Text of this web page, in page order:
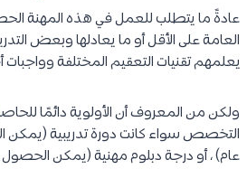
عادةً ما يتطلب للعمل في هذه المهنة
العامة على الأقل أو ما يعادلها وبعض
يعلمهم تقنيات التعقيم المختلفة وواجبات
ولكن من المعروف أن الأولوية دائمًا
التخصص سواء كانت دورة تدريبية (يمكن
عام) ، أو درجة دبلوم مهنية (يمكن الحصول